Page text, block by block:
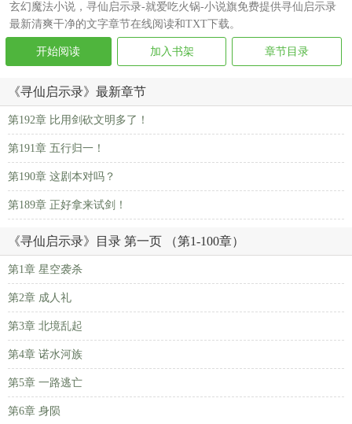
玄幻魔法小说，寻仙启示录-就爱吃火锅-小说旗免费提供寻仙启示录
最新清爽干净的文字章节在线阅读和TXT下载。
开始阅读 加入书架 章节目录
《寻仙启示录》最新章节
第192章 比用剑砍文明多了！
第191章 五行归一！
第190章 这剧本对吗？
第189章 正好拿来试剑！
《寻仙启示录》目录 第一页 （第1-100章）
第1章 星空袭杀
第2章 成人礼
第3章 北境乱起
第4章 诺水河族
第5章 一路逃亡
第6章 身陨